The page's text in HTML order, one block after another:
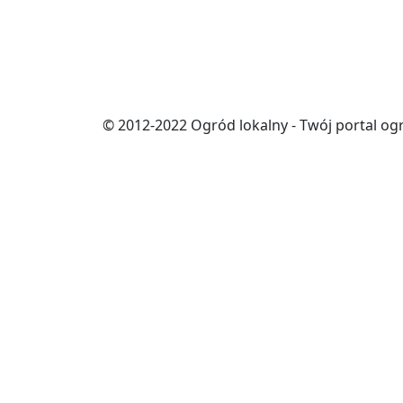
© 2012-2022 Ogród lokalny - Twój portal